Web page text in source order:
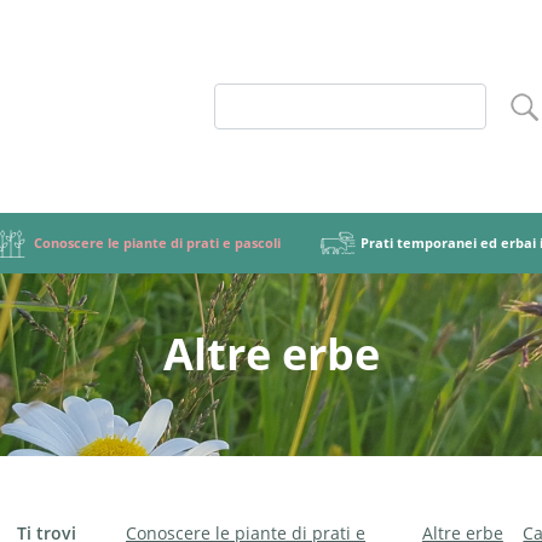
Importanza e ruolo della foraggicoltura Terminologia
Conoscere le piante di prati e pascoli
botanico Gruppi di specie Graminacee
Tipi di prato praTIva Tipi di
Prati temporanei ed erbai
Miscele foraggere graminacee-leguminose Tipi di
le miscele foraggere Gestire le miscele foraggere
di diffusione delle malerbe Lotta contro le malerbe
Altre erbe
Ti trovi
Conoscere le piante di prati e
Altre erbe